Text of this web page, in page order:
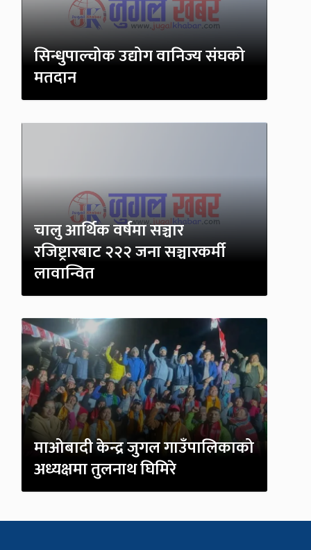
सिन्धुपाल्चोक उद्योग वानिज्य संघको
मतदान
चालु आर्थिक वर्षमा सञ्चार
रजिष्ट्रारबाट २२२ जना सञ्चारकर्मी
लावान्वित
माओबादी केन्द्र जुगल गाउँपालिकाको
अध्यक्षमा तुलनाथ घिमिरे